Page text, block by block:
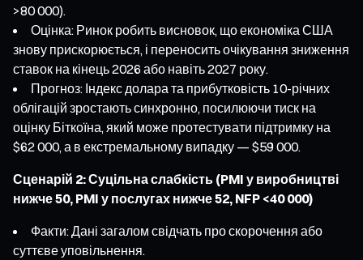
>80 000).
Оцінка: Ринок робить висновок, що економіка США
знову прискорюється, і переносить очікування зниження
ставок на кінець 2026 або навіть 2027 року.
Прогноз: Індекс долара та прибутковість 10-річних
облігацій зростають синхронно, посилюючи тиск на
оцінку Біткоїна, який може протестувати підтримку на
$62 000, а в екстремальному випадку — $59 000.
Сценарій 2: Суцільна слабкість (PMI у виробництві
нижче 50, PMI у послугах нижче 52, NFP <40 000)
Факти: Дані загалом свідчать про скорочення або
суттєве уповільнення.